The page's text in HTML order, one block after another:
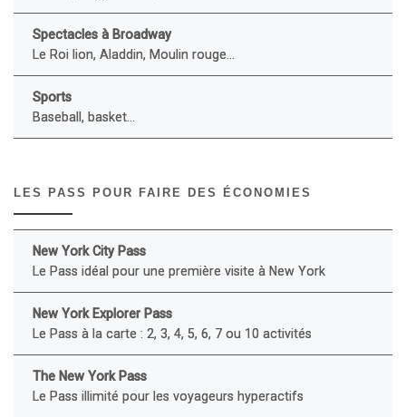
Spectacles à Broadway
Le Roi lion, Aladdin, Moulin rouge...
Sports
Baseball, basket...
LES PASS POUR FAIRE DES ÉCONOMIES
New York City Pass
Le Pass idéal pour une première visite à New York
New York Explorer Pass
Le Pass à la carte : 2, 3, 4, 5, 6, 7 ou 10 activités
The New York Pass
Le Pass illimité pour les voyageurs hyperactifs